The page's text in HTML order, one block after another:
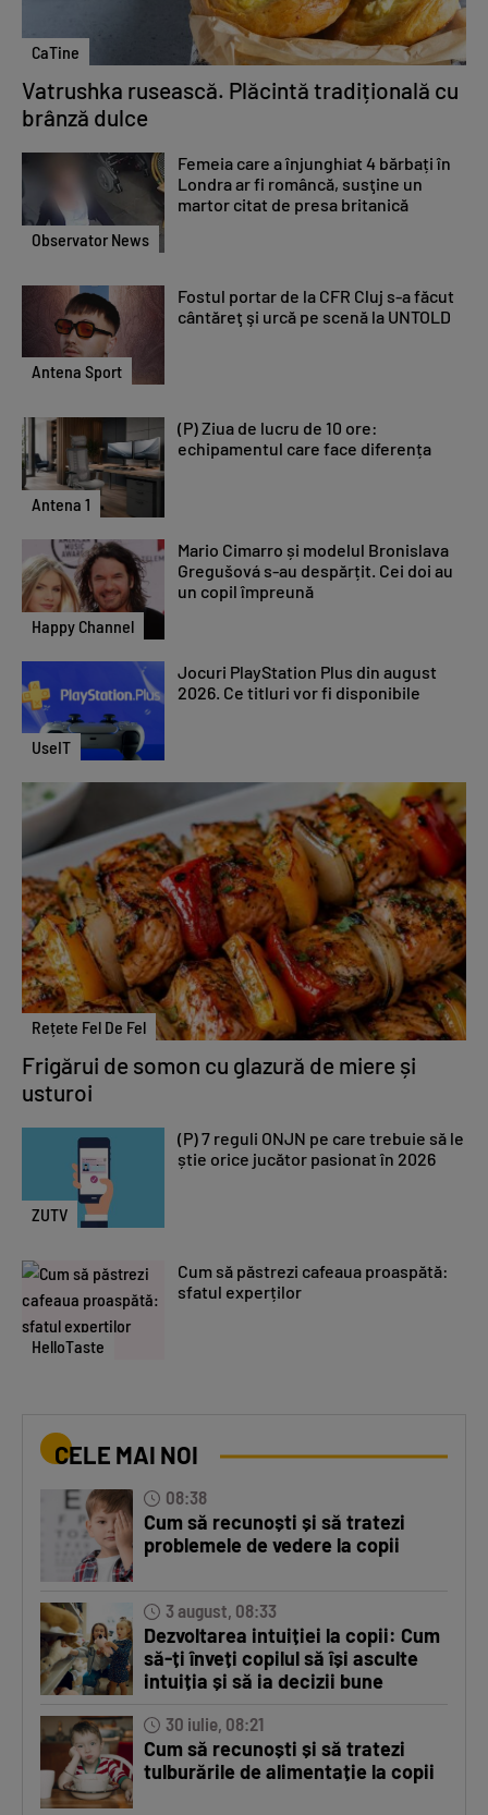
CaTine
Vatrushka rusească. Plăcintă tradițională cu
brânză dulce
Observator News
Femeia care a înjunghiat 4 bărbați în
Londra ar fi româncă, susţine un
martor citat de presa britanică
Antena Sport
Fostul portar de la CFR Cluj s-a făcut
cântăreţ şi urcă pe scenă la UNTOLD
Antena 1
(P) Ziua de lucru de 10 ore:
echipamentul care face diferența
Happy Channel
Mario Cimarro și modelul Bronislava
Gregušová s-au despărțit. Cei doi au
un copil împreună
UseIT
Jocuri PlayStation Plus din august
2026. Ce titluri vor fi disponibile
Rețete Fel De Fel
Frigărui de somon cu glazură de miere și
usturoi
ZUTV
(P) 7 reguli ONJN pe care trebuie să le
știe orice jucător pasionat în 2026
HelloTaste
Cum să păstrezi cafeaua proaspătă:
sfatul experților
CELE MAI NOI
08:38
Cum să recunoști și să tratezi
problemele de vedere la copii
3 august, 08:33
Dezvoltarea intuiției la copii: Cum
să-ți înveți copilul să își asculte
intuiția și să ia decizii bune
30 iulie, 08:21
Cum să recunoști și să tratezi
tulburările de alimentație la copii